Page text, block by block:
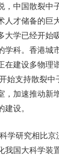
中国散裂中
人才储备的巨
大学已经开始
学科。香港城
在建设多物理
始支持散裂中
，加速推动新
设。
研究相比京
我国大科学装